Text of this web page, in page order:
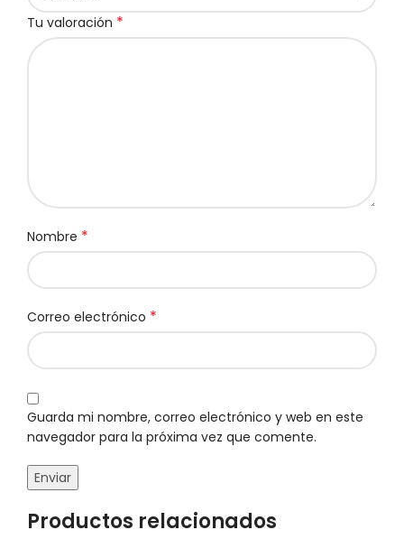
Tu valoración *
Nombre *
Correo electrónico *
Guarda mi nombre, correo electrónico y web en este
navegador para la próxima vez que comente.
Productos relacionados